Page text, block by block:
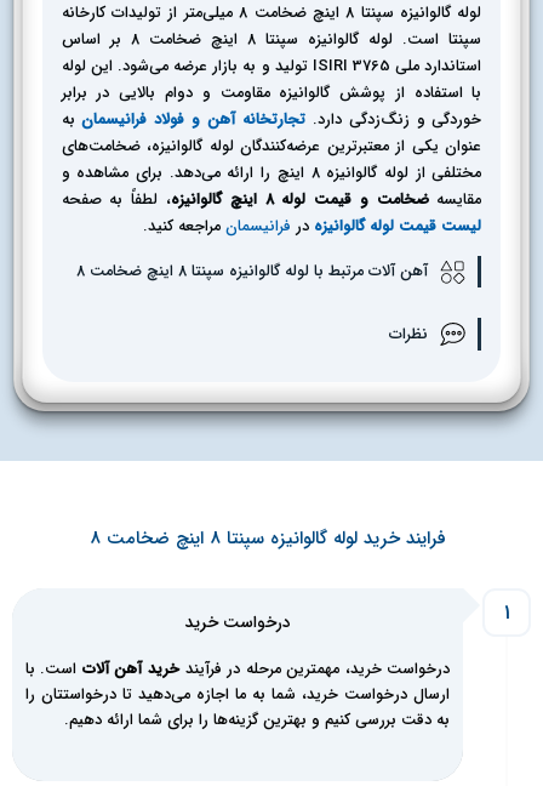
لوله گالوانیزه سپنتا 8 اینچ ضخامت 8 میلی‌متر از تولیدات کارخانه
سپنتا است. لوله گالوانیزه سپنتا 8 اینچ ضخامت 8 بر اساس
استاندارد ملی ISIRI 3765 تولید و به بازار عرضه می‌شود. این لوله
با استفاده از پوشش گالوانیزه مقاومت و دوام بالایی در برابر
خوردگی و زنگ‌زدگی دارد.تجارتخانه آهن و فولاد فرانیسمانبه
عنوان یکی از معتبرترین عرضه‌کنندگان لوله گالوانیزه، ضخامت‌های
مختلفی از لوله گالوانیزه 8 اینچ را ارائه می‌دهد. برای مشاهده و
مقایسهضخامت و قیمت لوله 8 اینچ گالوانیزه
، لطفاً به صفحه
لیست قیمت لوله گالوانیزهدرفرانیسمانمراجعه کنید.
آهن آلات مرتبط با لوله گالوانیزه سپنتا 8 اینچ ضخامت 8
نظرات
فرایند خرید لوله گالوانیزه سپنتا 8 اینچ ضخامت 8
درخواست خرید
درخواست خرید، مهمترین مرحله در فرآیندخرید آهن آلاتاست. با
ارسال درخواست خرید، شما به ما اجازه می‌دهید تا درخواستتان را
به دقت بررسی کنیم و بهترین گزینه‌ها را برای شما ارائه دهیم.